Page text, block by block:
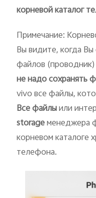
корневой каталог
Примечание:
Вы видите, когда
файлов
не надо сохранять
vivo все файлы,
Все файлыили
storageменеджера
корневом каталоге
телефона.